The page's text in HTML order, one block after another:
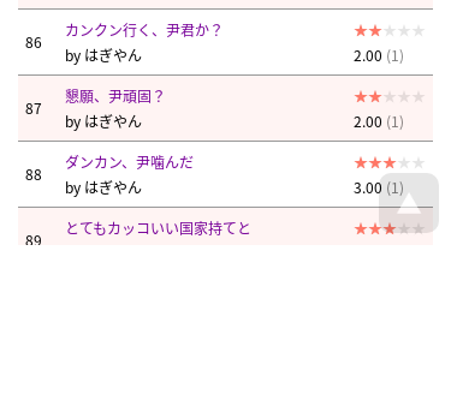
86
カンクン行く、尹君か？
by はぎやん 2.00 (1)
87
懇願、尹頑固？
by はぎやん 2.00 (1)
88
ダンカン、尹噛んだ
by はぎやん 3.00 (1)
89
とてもカッコいい国家持てと